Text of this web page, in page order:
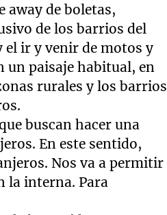
away de boletas,
de los barrios del
el ir y venir de motos y
un paisaje habitual, en
rurales y los barrios
buscan hacer una
En este sentido,
Nos va a permitir
la interna. Para